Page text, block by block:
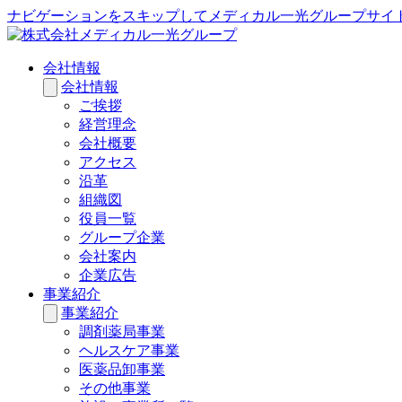
ナビゲーションをスキップしてメディカル一光グループサイ
会社情報
会社情報
ご挨拶
経営理念
会社概要
アクセス
沿革
組織図
役員一覧
グループ企業
会社案内
企業広告
事業紹介
事業紹介
調剤薬局事業
ヘルスケア事業
医薬品卸事業
その他事業